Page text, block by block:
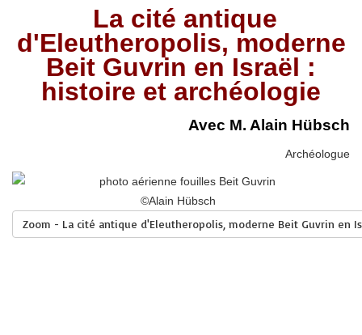
La cité antique
d'Eleutheropolis, moderne
Beit Guvrin en Israël :
histoire et archéologie
Avec M. Alain Hübsch
Archéologue
©Alain Hübsch
Zoom - La cité antique d'Eleutheropolis, moderne Beit Guvrin en